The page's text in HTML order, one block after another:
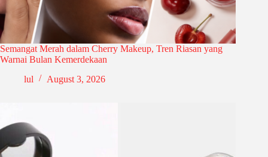
Semangat Merah dalam Cherry Makeup, Tren Riasan yang
Warnai Bulan Kemerdekaan
lul
August 3, 2026